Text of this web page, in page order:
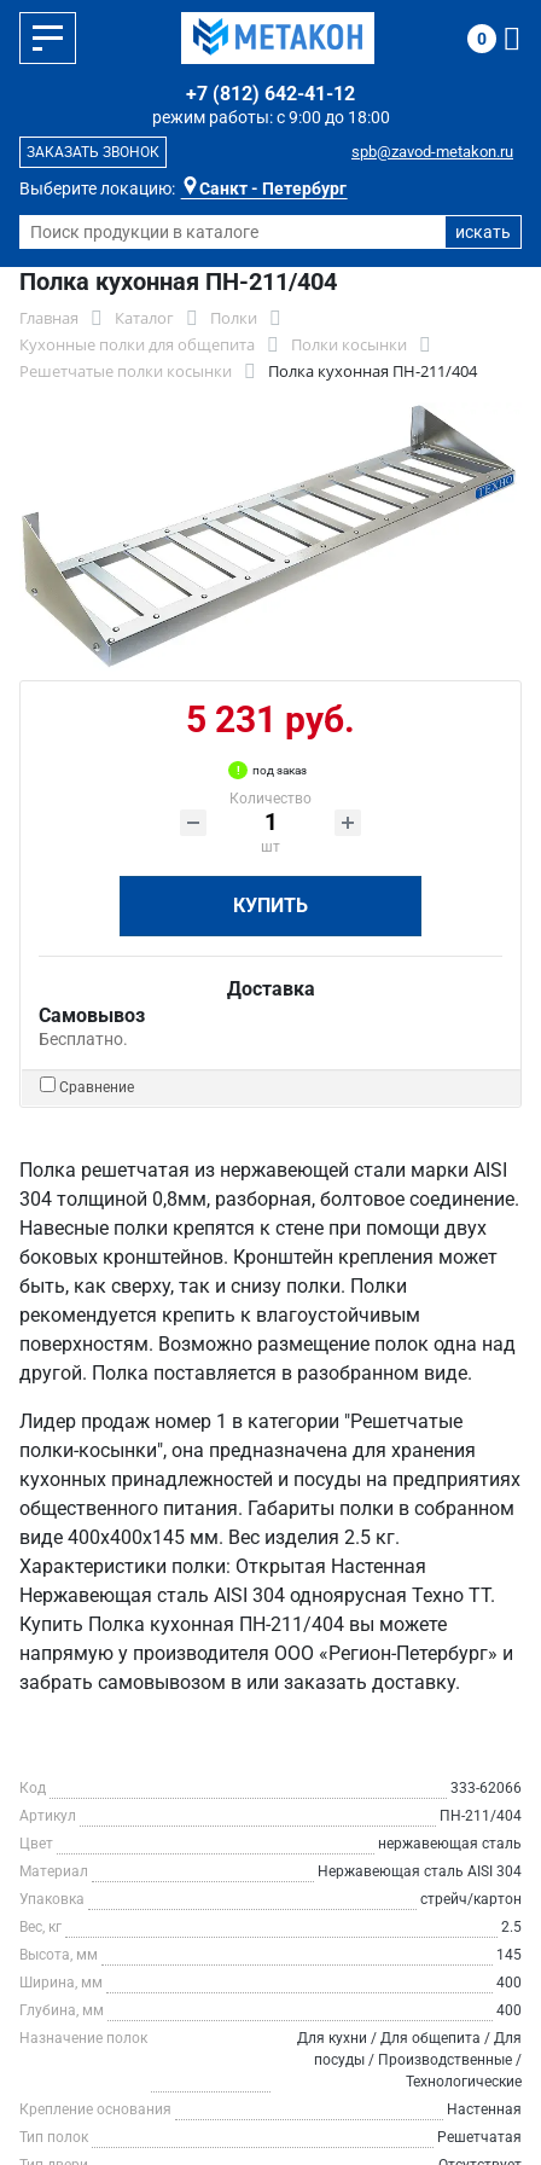
Выберите локацию: Санкт - Петербург
режим работы: с 9:00 до 18:00
+7 (812) 642-41-12
spb@zavod-metakon.ru
ЗАКАЗАТЬ ЗВОНОК
0
Полка кухонная ПН-211/404
Главная Каталог
Полки
Кухонные полки для общепита
Полки косынки
Решетчатые полки косынки
Полка кухонная ПН-211/404
5 231 руб.
под заказ
Количество
шт
КУПИТЬ
Доставка
Самовывоз
Бесплатно.
Сравнение
Полка решетчатая из нержавеющей стали марки AISI
304 толщиной 0,8мм, разборная, болтовое соединение.
Навесные полки крепятся к стене при помощи двух
боковых кронштейнов. Кронштейн крепления может
быть, как сверху, так и снизу полки. Полки
рекомендуется крепить к влагоустойчивым
поверхностям. Возможно размещение полок одна над
другой. Полка поставляется в разобранном виде.
Лидер продаж номер 1 в категории "Решетчатые
полки-косынки", она предназначена для хранения
кухонных принадлежностей и посуды на предприятиях
общественного питания. Габариты полки в собранном
виде 400х400х145 мм. Вес изделия 2.5 кг.
Характеристики полки: Открытая Настенная
Нержавеющая сталь AISI 304 одноярусная Техно ТТ.
Купить Полка кухонная ПН-211/404 вы можете
напрямую у производителя ООО «Регион-Петербург» и
забрать самовывозом в или заказать доставку.
Код
333-62066
Артикул
ПН-211/404
Цвет
нержавеющая сталь
Материал
Нержавеющая сталь AISI 304
Упаковка
стрейч/картон
Вес, кг
2.5
Высота, мм
145
Ширина, мм
400
Глубина, мм
400
Назначение полок
Для кухни / Для общепита / Для
посуды / Производственные /
Технологические
Крепление основания
Настенная
Тип полок
Решетчатая